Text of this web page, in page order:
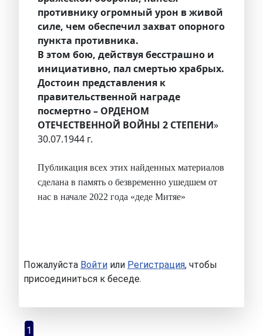
противнику огромный урон в живой
силе, чем обеспечил захват опорного
пункта противника.
В этом бою, действуя бесстрашно и
инициативно, пал смертью храбрых.
Достоин представления к
правительственной награде
посмертно – ОРДЕНОМ
ОТЕЧЕСТВЕННОЙ ВОЙНЫ 2 СТЕПЕНИ»
30.07.1944 г.
Публикация всех этих найденных материалов
сделана в память о безвременно ушедшем от
нас в начале 2022 года «деде Митяе»
Пожалуйста Войти или Регистрация, чтобы
присоединиться к беседе.
1